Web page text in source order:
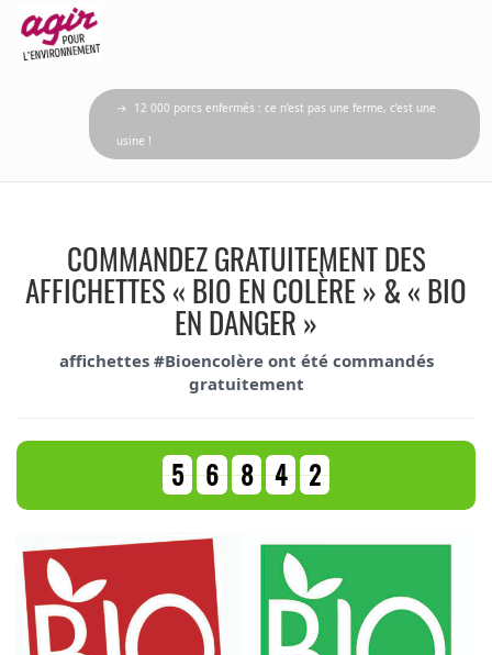
→ 12 000 porcs enfermés : ce n’est pas une ferme, c’est une
usine !
COMMANDEZ GRATUITEMENT DES
AFFICHETTES « BIO EN COLÈRE » & « BIO
EN DANGER »
affichettes #Bioencolère ont été commandés
gratuitement
5 6 8 4 2